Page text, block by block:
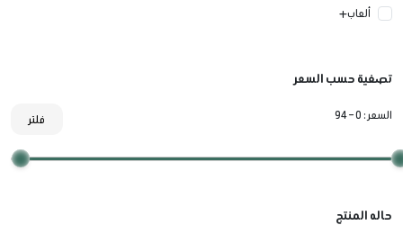
ألعاب
تصفية حسب السعر
السعر : 0 – 94 فلتر
حاله المنتج